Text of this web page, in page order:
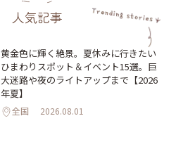
人気記事
黄金色に輝く絶景。夏休みに行きたい
ひまわりスポット＆イベント15選。巨
大迷路や夜のライトアップまで【2026
年夏】
全国 2026.08.01